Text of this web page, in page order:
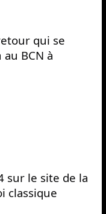
qui se
BCN à
sur le site de la
classique